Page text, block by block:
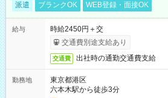
派遣 ブランクOK WEB登録・面接OK
給与
時給2450円＋交
交通費別途支給あり
交通費 出社時の通勤交通費支給
勤務地
東京都港区
六本木駅から徒歩3分